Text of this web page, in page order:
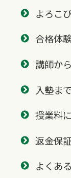
よろこ
合格体
講師か
入塾ま
授業料
返金保
よくあ